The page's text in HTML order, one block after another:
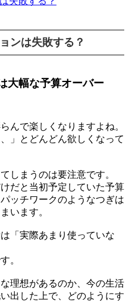
ンは失敗する？
大幅な予算オーバー
んで楽しくなりますよね。
」とどんどん欲しくなって
しまうのは要注意です。
だと当初予定していた予算
ッチワークのようなつぎは
います。
「実際あまり使っていな
。
理想があるのか、今の生活
出した上で、どのようにす